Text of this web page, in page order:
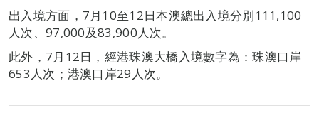
出入境方面，7月10至12日本澳總出入境分別111,100
人次、97,000及83,900人次。
此外，7月12日，經港珠澳大橋入境數字為：珠澳口岸
653人次；港澳口岸29人次。